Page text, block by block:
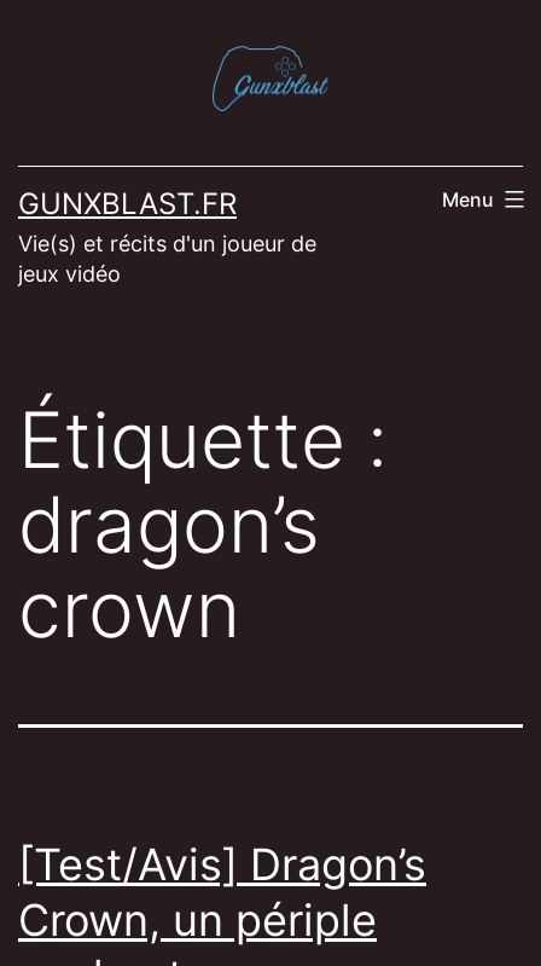
GUNXBLAST.FR
Vie(s) et récits d'un joueur de
jeux vidéo
Menu
Étiquette :
dragon’s
crown
[Test/Avis] Dragon’s
Crown, un périple